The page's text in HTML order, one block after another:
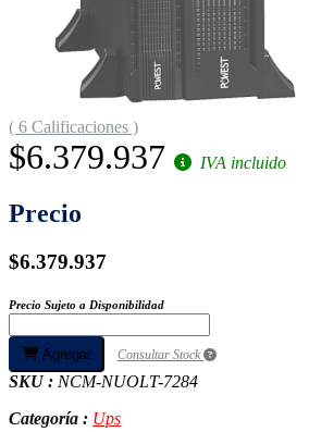
( 6 Calificaciones )
$6.379.937 IVA incluido
Precio
$6.379.937
Precio Sujeto a Disponibilidad
Agregar Consultar Stock
SKU : NCM-NUOLT-7284
Categoría : Ups